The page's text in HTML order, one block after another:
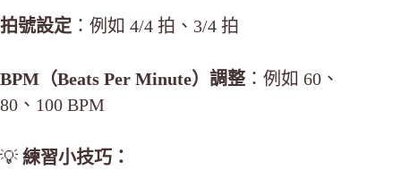
拍號設定 ：例如 4/4 拍、3/4 拍
BPM（Beats Per Minute）調整 ：例如 60、
80、100 BPM
💡 練習小技巧：